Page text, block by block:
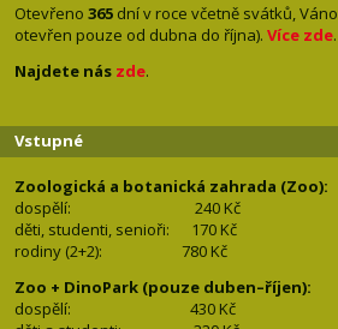
Otevřeno 365 dní v roce včetně svátků,
otevřen pouze od dubna do října). Více zde.
Najdete nás zde.
Vstupné
Zoologická a botanická zahrada (Zoo):
dospělí:
240 Kč
děti, studenti, senioři: 170 Kč
rodiny (2+2): 780 Kč
Zoo + DinoPark (pouze duben–říjen):
dospělí: 430 Kč